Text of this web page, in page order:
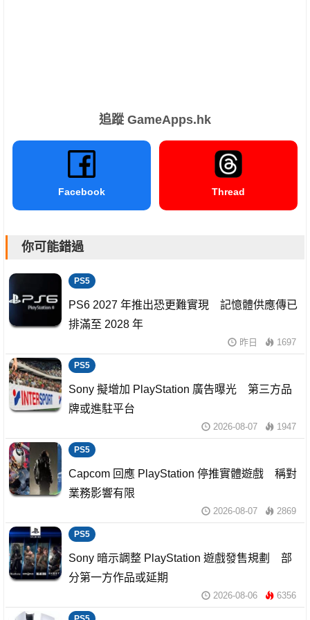
追蹤 GameApps.hk
Facebook Thread
你可能錯過
PS5
PS6 2027 年推出恐更難實現 記憶體供應傳已
排滿至 2028 年
昨日 1697
PS5
Sony 擬增加 PlayStation 廣告曝光 第三方品
牌或進駐平台
2026-08-07 1947
PS5
Capcom 回應 PlayStation 停推實體遊戲 稱對
業務影響有限
2026-08-07 2869
PS5
Sony 暗示調整 PlayStation 遊戲發售規劃 部
分第一方作品或延期
2026-08-06 6356